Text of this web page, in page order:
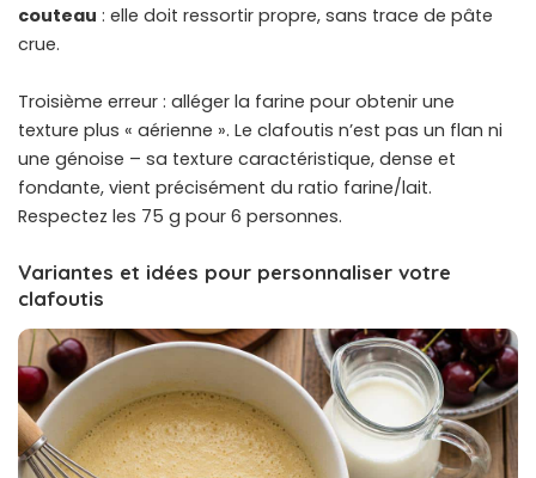
couteau : elle doit ressortir propre, sans trace de pâte
crue.
Troisième erreur : alléger la farine pour obtenir une
texture plus « aérienne ». Le clafoutis n’est pas un flan ni
une génoise – sa texture caractéristique, dense et
fondante, vient précisément du ratio farine/lait.
Respectez les 75 g pour 6 personnes.
Variantes et idées pour personnaliser votre
clafoutis